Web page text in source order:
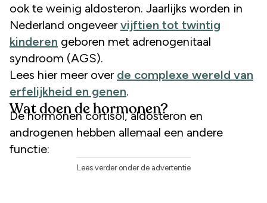
ook te weinig aldosteron. Jaarlijks worden in
Nederland ongeveervijftien tot twintig
kinderen geboren met adrenogenitaal
syndroom (AGS).
Lees hier meer over de complexe wereld van
erfelijkheid en genen.
Wat doen de hormonen?
De hormonen cortisol, aldosteron en
androgenen hebben allemaal een andere
functie:
Lees verder onder de advertentie